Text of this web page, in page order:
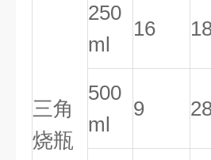
三角
烧瓶
250
ml
16
500
ml
9